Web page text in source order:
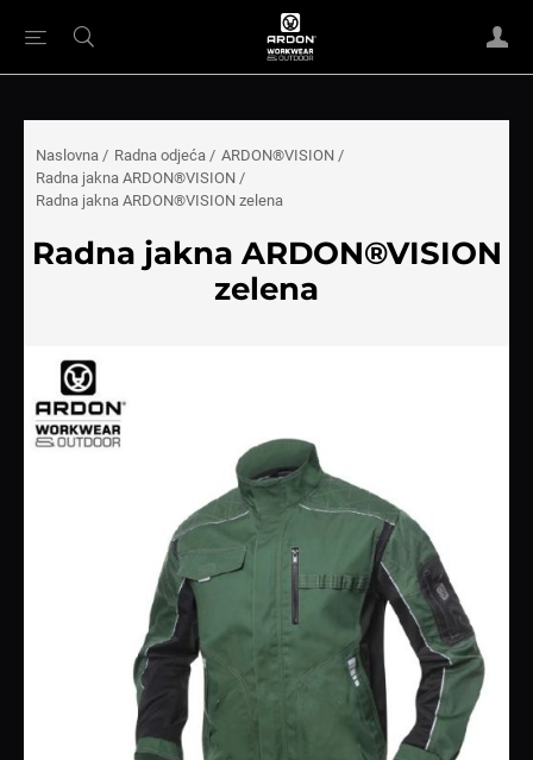
Naslovna / Radna odjeća / ARDON®VISION /
Radna jakna ARDON®VISION /
Radna jakna ARDON®VISION zelena
Radna jakna ARDON®VISION
zelena